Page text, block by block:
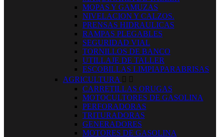
MOPAS Y GAMUZAS
NIVELACION Y CALZOS.
PRENSAS HIDRAULICAS
RAMPAS PLEGABLES
SEGURIDAD VIAL
TORNILLOS DE BANCO
UTILLAJE DE TALLER
ESCOBILLAS LIMPIAPARABRISAS
AGRICULTURA  
CARRETILLAS ORUGAS
MOTOCULTORES DE GASOLINA
PERFORADORAS
TRITURADORAS
GENERADORES
MOTORES DE GASOLINA